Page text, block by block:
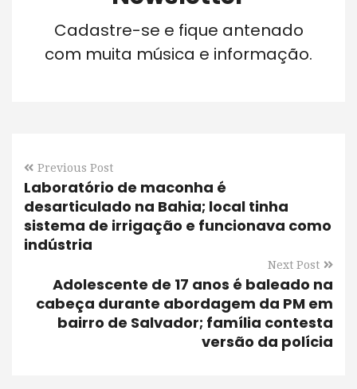
Cadastre-se e fique antenado
com muita música e informação.
Previous Post
Laboratório de maconha é
desarticulado na Bahia; local tinha
sistema de irrigação e funcionava como
indústria
Next Post
Adolescente de 17 anos é baleado na
cabeça durante abordagem da PM em
bairro de Salvador; família contesta
versão da polícia